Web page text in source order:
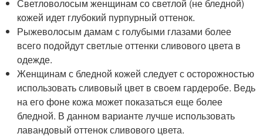
Светловолосым женщинам со светлой (не бледной)
кожей идет глубокий пурпурный оттенок.
Рыжеволосым дамам с голубыми глазами более
всего подойдут светлые оттенки сливового цвета в
одежде.
Женщинам с бледной кожей следует с осторожностью
использовать сливовый цвет в своем гардеробе. Ведь
на его фоне кожа может показаться еще более
бледной. В данном варианте лучше использовать
лавандовый оттенок сливового цвета.